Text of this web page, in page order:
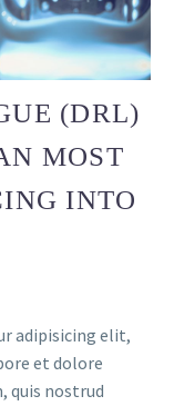
(DRL)
MOST
INTO
adipisicing elit,
et dolore
quis nostrud